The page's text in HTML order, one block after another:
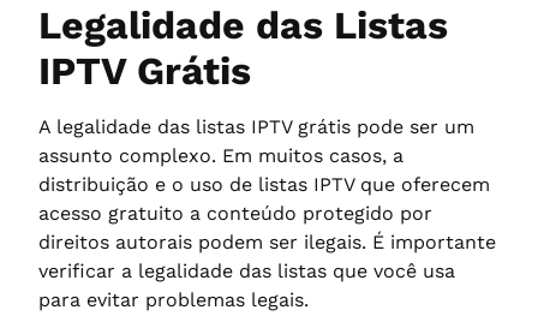
Legalidade das Listas
IPTV Grátis
A legalidade das listas IPTV grátis pode ser um
assunto complexo. Em muitos casos, a
distribuição e o uso de listas IPTV que oferecem
acesso gratuito a conteúdo protegido por
direitos autorais podem ser ilegais. É importante
verificar a legalidade das listas que você usa
para evitar problemas legais.